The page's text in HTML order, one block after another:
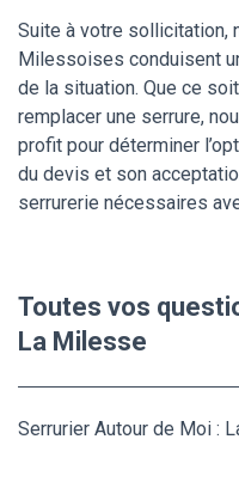
Suite à votre sollicitation,
Milessoises conduisent
de la situation. Que ce
remplacer une serrure,
profit pour déterminer
du devis et son
serrurerie nécessaires
Toutes vos
La Milesse
Serrurier Autour de Moi :